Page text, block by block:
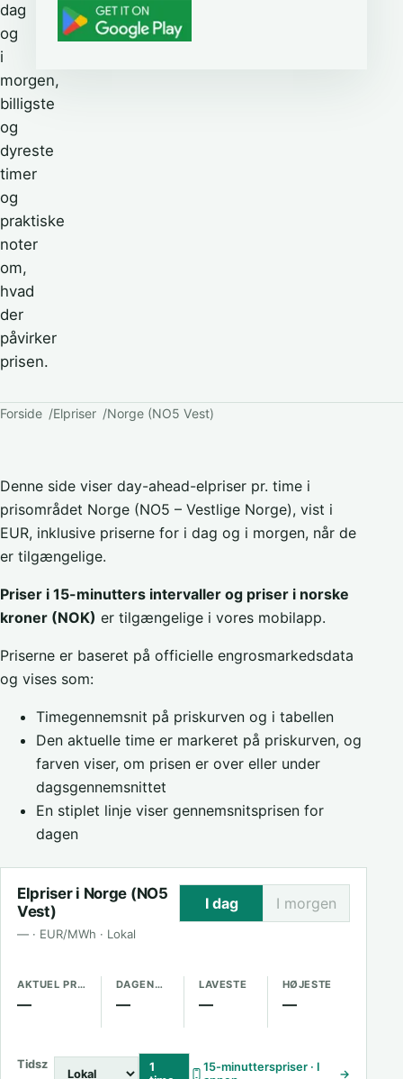
dag
og
i
morgen,
billigste
og
dyreste
timer
og
praktiske
noter
om,
hvad
der
påvirker
prisen.
Forside Elpriser Norge (NO5 Vest)
Denne side viser day-ahead-elpriser pr. time i
prisområdet Norge (NO5 – Vestlige Norge), vist i
EUR, inklusive priserne for i dag og i morgen, når de
er tilgængelige.
Priser i 15-minutters intervaller og priser i norske
kroner (NOK) er tilgængelige i vores mobilapp.
Priserne er baseret på officielle engrosmarkedsdata
og vises som:
Timegennemsnit på priskurven og i tabellen
Den aktuelle time er markeret på priskurven, og
farven viser, om prisen er over eller under
dagsgennemsnittet
En stiplet linje viser gennemsnitsprisen for
dagen
Elpriser i Norge (NO5
Vest)
— · EUR/MWh · Lokal
I dag I morgen
AKTUEL PRIS
—
DAGENS GENNEMSNIT
—
LAVESTE
—
HØJESTE
—
Tidsz
1
15-minutterspriser · I
→